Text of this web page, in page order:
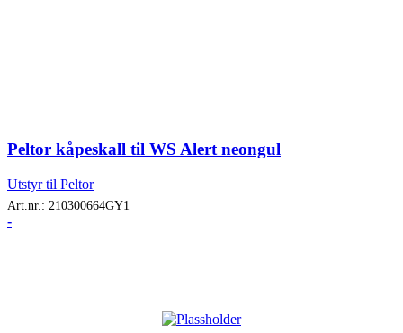
Peltor kåpeskall til WS Alert neongul
Utstyr til Peltor
Art.nr.: 210300664GY1
-